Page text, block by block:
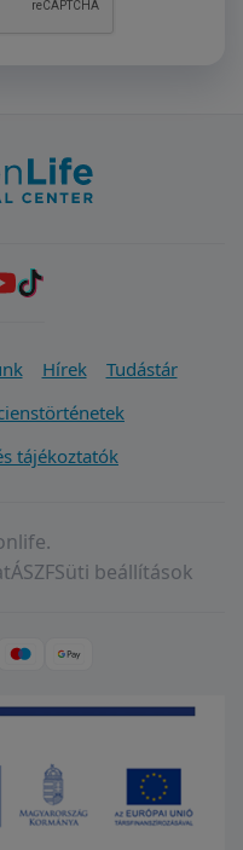
Hírek
Tudástár
tájékoztatók
ÁSZFSüti beállítások